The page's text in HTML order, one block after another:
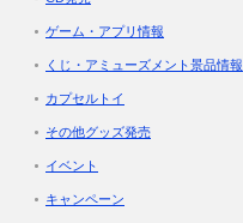
ゲーム・アプリ情報
くじ・アミューズメント景品情報
カプセルトイ
その他グッズ発売
イベント
キャンペーン